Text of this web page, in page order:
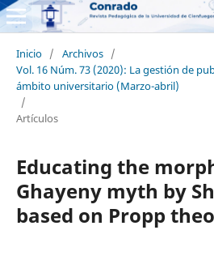
Inicio / Archivos /
Vol. 16 Núm. 73 (2020): La gestión de
ámbito universitario (Marzo-abril)
/
Artículos
Educating the
Ghayeny myth by
based on Propp